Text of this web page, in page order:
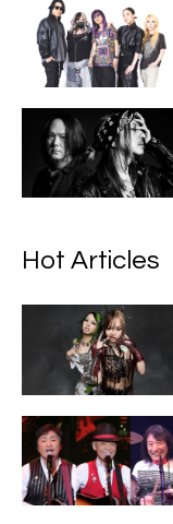
Hot Articles